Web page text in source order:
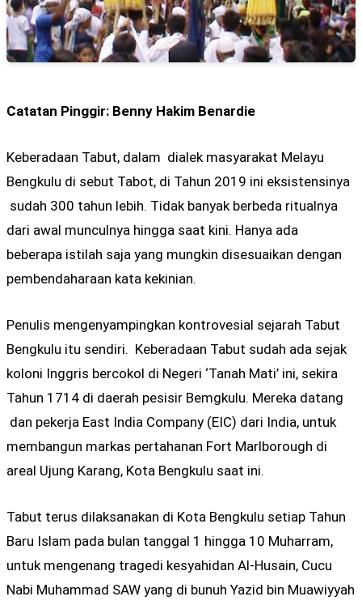
Catatan Pinggir: Benny Hakim Benardie
Keberadaan Tabut, dalam dialek masyarakat Melayu
Bengkulu di sebut Tabot, di Tahun 2019 ini eksistensinya
sudah 300 tahun lebih. Tidak banyak berbeda ritualnya
dari awal munculnya hingga saat kini. Hanya ada
beberapa istilah saja yang mungkin disesuaikan dengan
pembendaharaan kata kekinian.
Penulis mengenyampingkan kontrovesial sejarah Tabut
Bengkulu itu sendiri. Keberadaan Tabut sudah ada sejak
koloni Inggris bercokol di Negeri ‘Tanah Mati’ ini, sekira
Tahun 1714 di daerah pesisir Bemgkulu. Mereka datang
dan pekerja East India Company (EIC) dari India, untuk
membangun markas pertahanan Fort Marlborough di
areal Ujung Karang, Kota Bengkulu saat ini.
Tabut terus dilaksanakan di Kota Bengkulu setiap Tahun
Baru Islam pada bulan tanggal 1 hingga 10 Muharram,
untuk mengenang tragedi kesyahidan Al-Husain, Cucu
Nabi Muhammad SAW yang di bunuh Yazid bin Muawiyyah